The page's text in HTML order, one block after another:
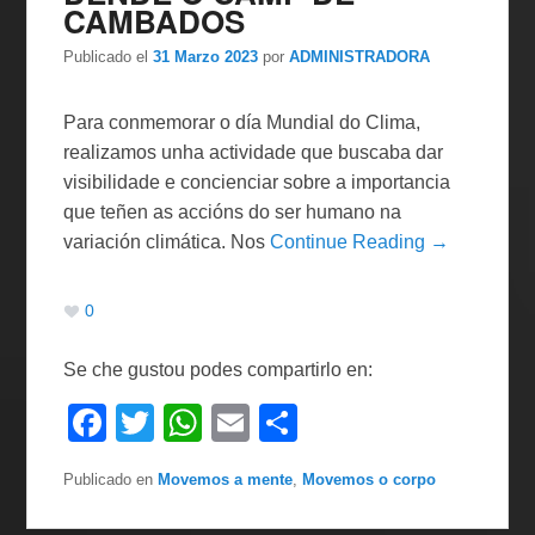
k
CAMBADOS
Publicado el31 Marzo 2023 porADMINISTRADORA
Para conmemorar o día Mundial do Clima,
realizamos unha actividade que buscaba dar
visibilidade e concienciar sobre a importancia
que teñen as accións do ser humano na
variación climática. NosContinue Reading →
0
Se che gustou podes compartirlo en:
F
a
c
T
wi
tt
W
at
E
ail
o
m
Publicado en Movemos a mente, Movemos o corpo